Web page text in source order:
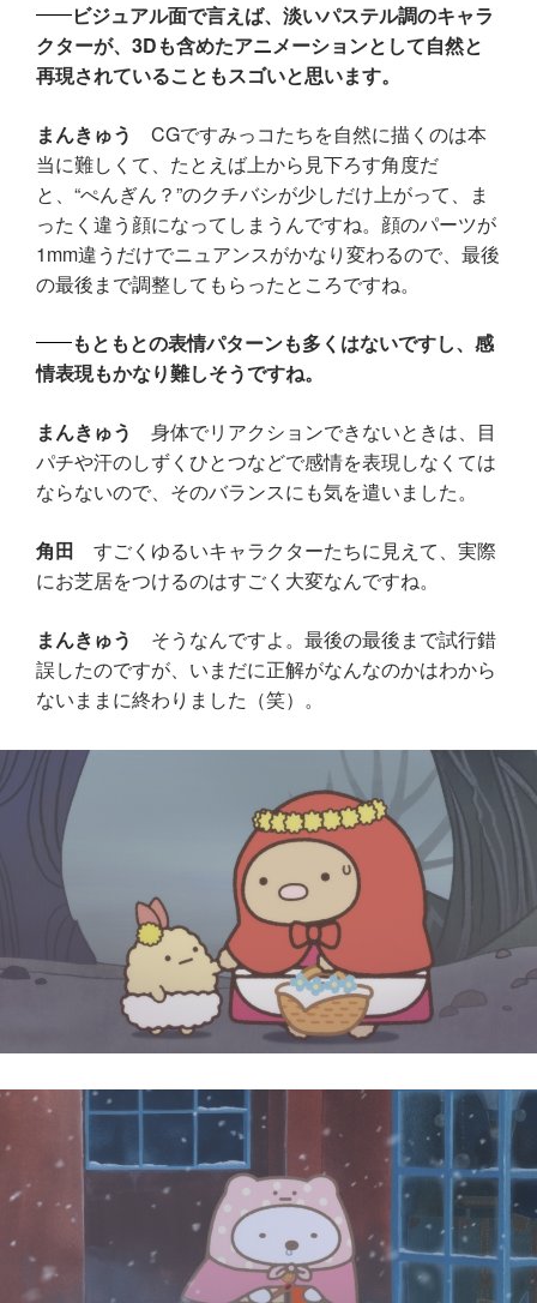
ビジュアル面で言えば、淡いパステル調のキャラ
クターが、3Dも含めたアニメーションとして自然と
再現されていることもスゴいと思います。
まんきゅう
CGですみっコたちを自然に描くのは本
当に難しくて、たとえば上から見下ろす角度だ
と、“ぺんぎん？”のクチバシが少しだけ上がって、ま
ったく違う顔になってしまうんですね。顔のパーツが
1mm違うだけでニュアンスがかなり変わるので、最後
の最後まで調整してもらったところですね。
もともとの表情パターンも多くはないですし、感
情表現もかなり難しそうですね。
まんきゅう
身体でリアクションできないときは、目
パチや汗のしずくひとつなどで感情を表現しなくては
ならないので、そのバランスにも気を遣いました。
角田 すごくゆるいキャラクターたちに見えて、実際
にお芝居をつけるのはすごく大変なんですね。
まんきゅう
そうなんですよ。最後の最後まで試行錯
誤したのですが、いまだに正解がなんなのかはわから
ないままに終わりました（笑）。